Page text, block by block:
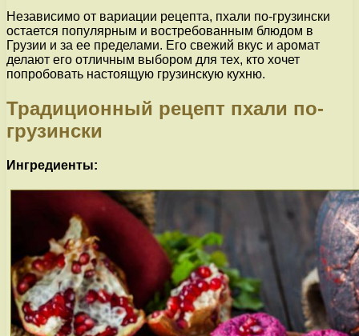
Независимо от вариации рецепта, пхали по-грузински
остается популярным и востребованным блюдом в
Грузии и за ее пределами. Его свежий вкус и аромат
делают его отличным выбором для тех, кто хочет
попробовать настоящую грузинскую кухню.
Традиционный рецепт пхали по-
грузински
Ингредиенты: